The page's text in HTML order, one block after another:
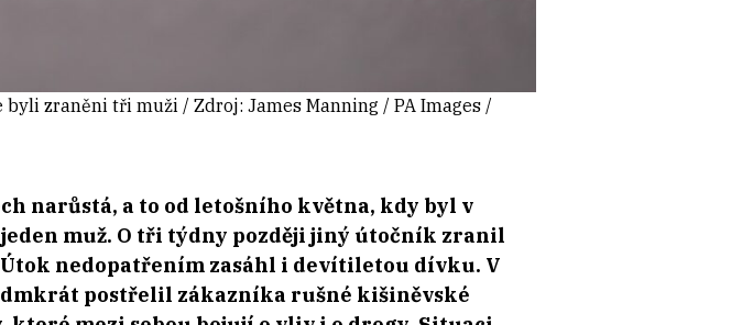
zraněni tři muži / Zdroj: James Manning / PA Images /
narůstá, a to od letošního května, kdy byl v
muž. O tři týdny později jiný útočník zranil
nedopatřením zasáhl i devítiletou dívku. V
postřelil zákazníka rušné kišiněvské